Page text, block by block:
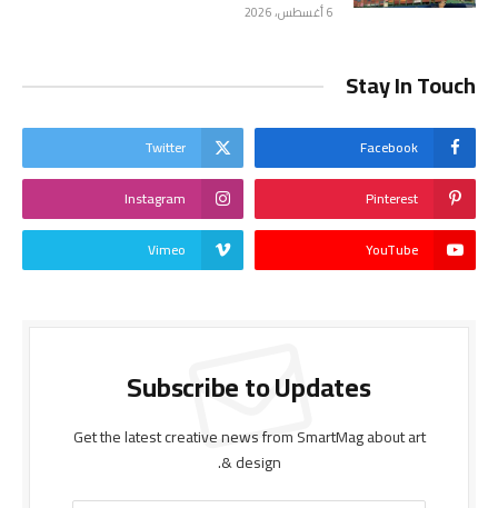
6 أغسطس، 2026
Stay In Touch
Facebook
Twitter
Pinterest
Instagram
YouTube
Vimeo
Subscribe to Updates
Get the latest creative news from SmartMag about art
& design.